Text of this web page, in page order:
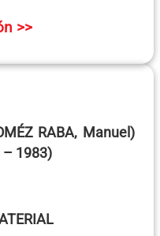
>>
RABA, Manuel)
– 1983)